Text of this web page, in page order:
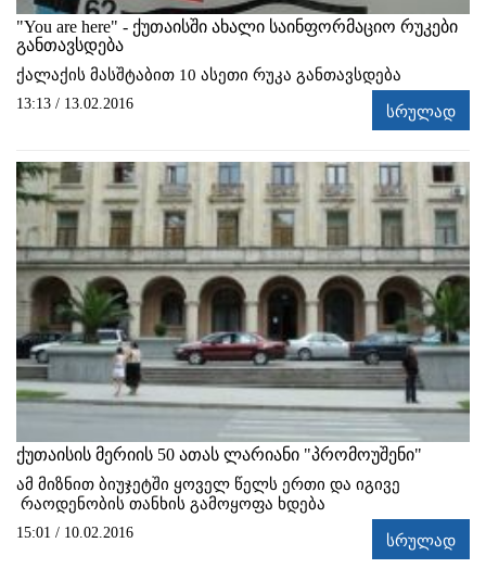
"You are here" - ქუთაისში ახალი საინფორმაციო რუკები
განთავსდება
ქალაქის მასშტაბით 10 ასეთი რუკა განთავსდება
13:13 / 13.02.2016 სრულად
ქუთაისის მერიის 50 ათას ლარიანი "პრომოუშენი"
ამ მიზნით ბიუჯეტში ყოველ წელს ერთი და იგივე
რაოდენობის თანხის გამოყოფა ხდება
15:01 / 10.02.2016 სრულად